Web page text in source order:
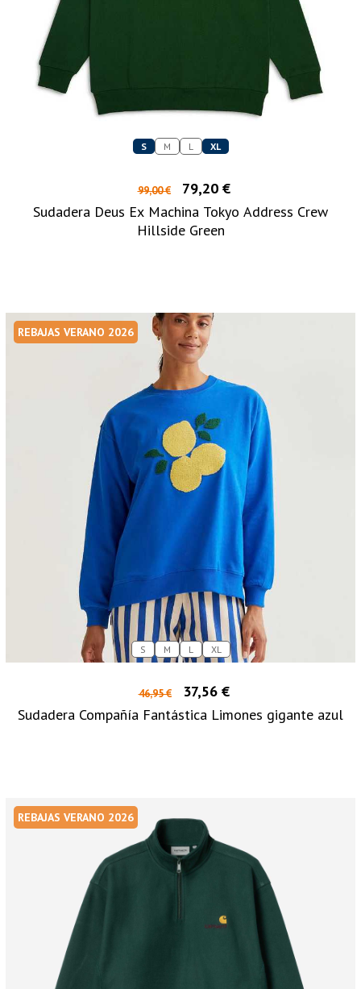
S M L XL
99,00 €
79,20 €
Sudadera Deus Ex Machina Tokyo Address Crew
Hillside Green
REBAJAS VERANO 2026
S M L XL
46,95 €
37,56 €
Sudadera Compañía Fantástica Limones gigante azul
REBAJAS VERANO 2026